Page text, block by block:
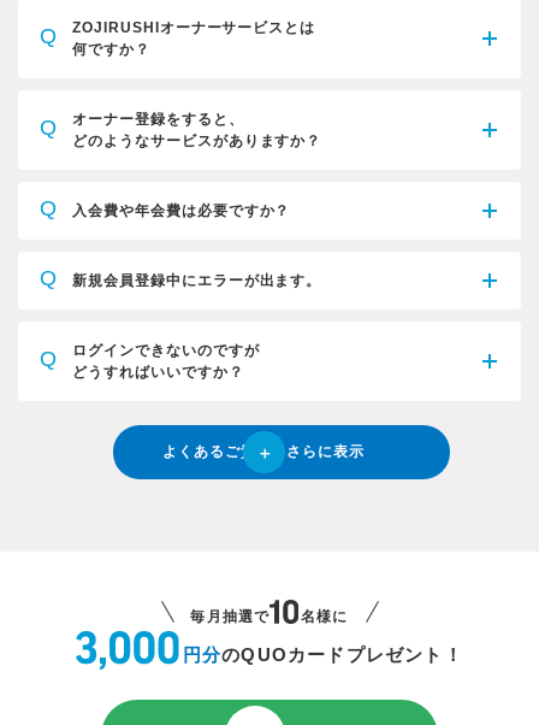
Q
ZOJIRUSHIオーナーサービスとは
何ですか？
Q
オーナー登録をすると、
どのようなサービスがありますか？
Q 入会費や年会費は必要ですか？
Q 新規会員登録中にエラーが出ます。
Q
ログインできないのですが
どうすればいいですか？
よくあるご質問をさらに表示
毎月抽選で 名様に
円分のQUOカードプレゼント！